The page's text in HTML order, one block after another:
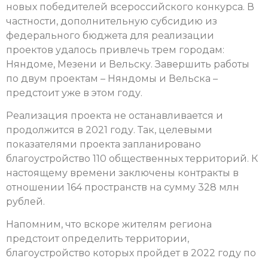
новых победителей всероссийского конкурса. В
частности, дополнительную субсидию из
федерального бюджета для реализации
проектов удалось привлечь трем городам:
Няндоме, Мезени и Вельску. Завершить работы
по двум проектам – Няндомы и Вельска –
предстоит уже в этом году.
Реализация проекта не останавливается и
продолжится в 2021 году. Так, целевыми
показателями проекта запланировано
благоустройство 110 общественных территорий. К
настоящему времени заключены контракты в
отношении 164 пространств на сумму 328 млн
рублей.
Напомним, что вскоре жителям региона
предстоит определить территории,
благоустройство которых пройдет в 2022 году по